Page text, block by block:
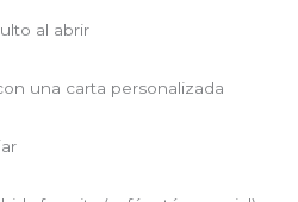
al abrir
una carta personalizada